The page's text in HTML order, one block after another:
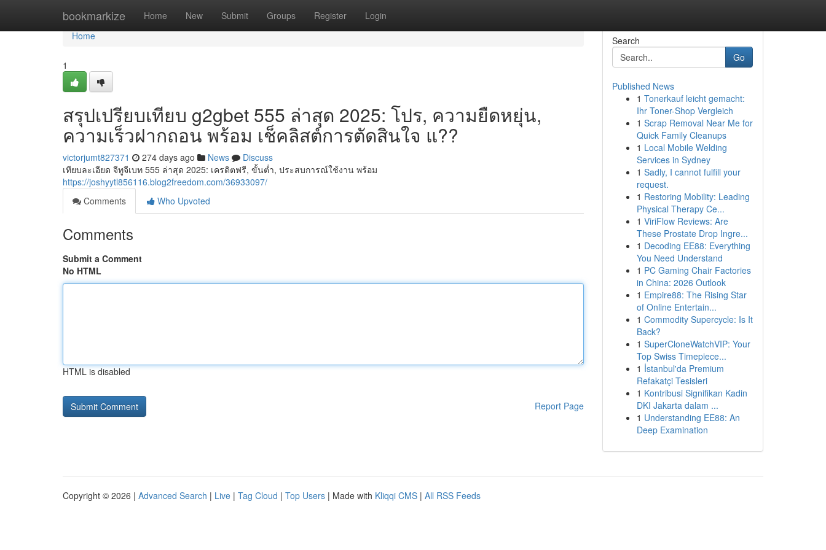
bookmarkize Home New Submit Groups Register Login
Home
Home
1
สรุปเปรียบเทียบ g2gbet 555 ล่าสุด 2025: โปร, ความยืดหยุ่น,
ความเร็วฝากถอน พร้อม เช็คลิสต์การตัดสินใจ แ??
victorjumt827371 274 days ago News
Discuss
เทียบละเอียด จีทูจีเบท 555 ล่าสุด 2025: เครดิตฟรี, ขั้นต่ำ, ประสบการณ์ใช้งาน พร้อม
https://joshyytl856116.blog2freedom.com/36933097/
Comments
Who Upvoted
Comments
Submit a Comment
No HTML
HTML is disabled
Report Page
Search
Go
Published News
1 Tonerkauf leicht gemacht:
Ihr Toner-Shop Vergleich
1 Scrap Removal Near Me for
Quick Family Cleanups
1 Local Mobile Welding
Services in Sydney
1 Sadly, I cannot fulfill your
request.
1 Restoring Mobility: Leading
Physical Therapy Ce...
1 ViriFlow Reviews: Are
These Prostate Drop Ingre...
1 Decoding EE88: Everything
You Need Understand
1 PC Gaming Chair Factories
in China: 2026 Outlook
1 Empire88: The Rising Star
of Online Entertain...
1 Commodity Supercycle: Is It
Back?
1 SuperCloneWatchVIP: Your
Top Swiss Timepiece...
1 İstanbul'da Premium
Refakatçi Tesisleri
1 Kontribusi Signifikan Kadin
DKI Jakarta dalam ...
1 Understanding EE88: An
Deep Examination
Copyright © 2026 | Advanced Search | Live | Tag Cloud | Top Users | Made with Kliqqi CMS | All RSS Feeds